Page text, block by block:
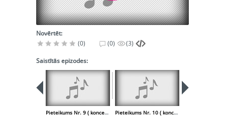
Novērtēt:
(0)
(0) (3)
Saistītās epizodes:
Pieteikums Nr. 9 ( koncerts "Mūžīgais ceļš" ). 2. CD Pieteikums Nr. 10 ( koncerts "Mūžīgais ceļš" ). 2. CD